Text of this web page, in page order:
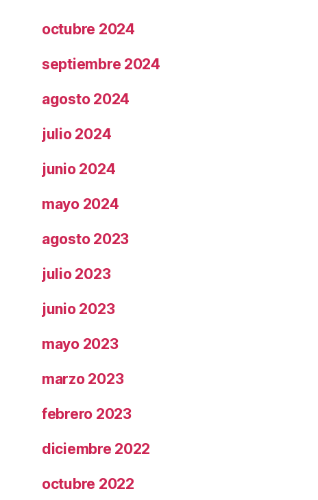
octubre 2024
septiembre 2024
agosto 2024
julio 2024
junio 2024
mayo 2024
agosto 2023
julio 2023
junio 2023
mayo 2023
marzo 2023
febrero 2023
diciembre 2022
octubre 2022